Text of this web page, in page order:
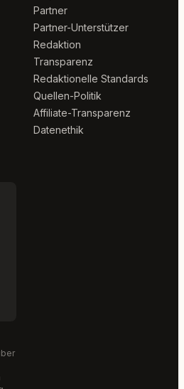
Partner
Partner-Unterstützer
Redaktion
Transparenz
Redaktionelle Standards
Quellen-Politik
Affiliate-Transparenz
Datenethik